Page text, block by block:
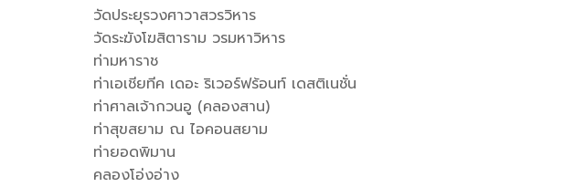
วัดประยุรวงศาวาสวรวิหาร
วัดระฆังโฆสิตาราม วรมหาวิหาร
ท่ามหาราช
ท่าเอเชียทีค เดอะ ริเวอร์ฟร้อนท์ เดสติเนชั่น
ท่าศาลเจ้ากวนอู (คลองสาน)
ท่าสุขสยาม ณ ไอคอนสยาม
ท่ายอดพิมาน
คลองโอ่งอ่าง